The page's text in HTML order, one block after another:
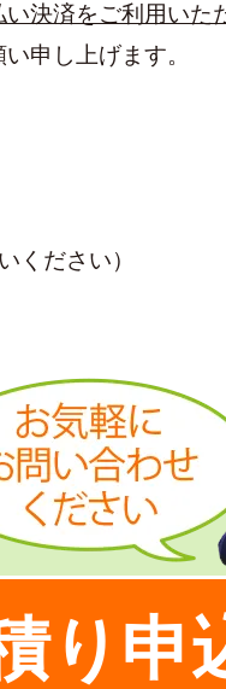
い決済をご利用いた
申し上げます。
ください）
り申